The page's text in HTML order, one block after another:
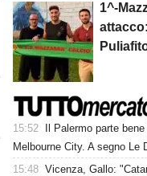
1^-
15:52
Il Palermo parte
Melbourne City. A segno Le
15:48 Vicenza, Gallo: